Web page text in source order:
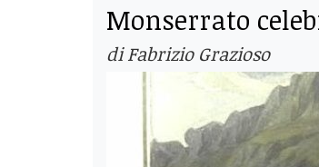
Monserrato
di Fabrizio Grazioso